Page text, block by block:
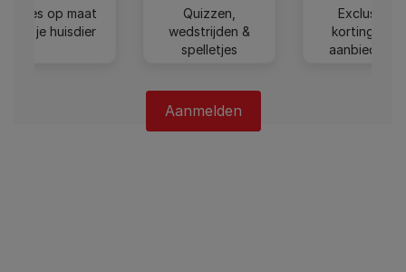
Advies op maat
voor je huisdier
Quizzen,
wedstrijden &
spelletjes
Exclusieve
kortingen en
Aanmelden